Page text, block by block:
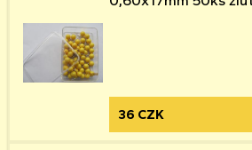
36 CZK